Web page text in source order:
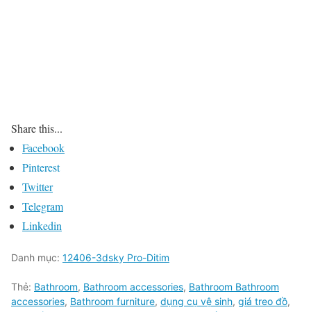
Share this...
Facebook
Pinterest
Twitter
Telegram
Linkedin
Danh mục: 12406-3dsky Pro-Ditim
Thẻ: Bathroom, Bathroom accessories, Bathroom Bathroom
accessories, Bathroom furniture, dụng cụ vệ sinh, giá treo đồ,